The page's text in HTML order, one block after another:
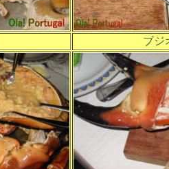
ブジ